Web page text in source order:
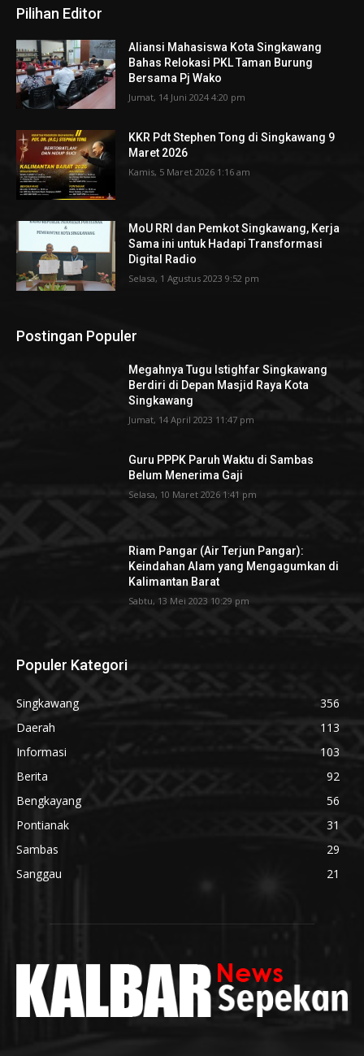
Pilihan Editor
Aliansi Mahasiswa Kota Singkawang
Bahas Relokasi PKL Taman Burung
Bersama Pj Wako
Jumat, 14 Juni 2024 4:20 pm
KKR Pdt Stephen Tong di Singkawang 9
Maret 2026
Kamis, 5 Maret 2026 1:16 am
MoU RRI dan Pemkot Singkawang, Kerja
Sama ini untuk Hadapi Transformasi
Digital Radio
Selasa, 1 Agustus 2023 9:52 pm
Postingan Populer
Megahnya Tugu Istighfar Singkawang
Berdiri di Depan Masjid Raya Kota
Singkawang
Jumat, 14 April 2023 11:47 pm
Guru PPPK Paruh Waktu di Sambas
Belum Menerima Gaji
Selasa, 10 Maret 2026 1:41 pm
Riam Pangar (Air Terjun Pangar):
Keindahan Alam yang Mengagumkan di
Kalimantan Barat
Sabtu, 13 Mei 2023 10:29 pm
Populer Kategori
Singkawang
356
Daerah
113
Informasi
103
Berita
92
Bengkayang
56
Pontianak
31
Sambas
29
Sanggau
21